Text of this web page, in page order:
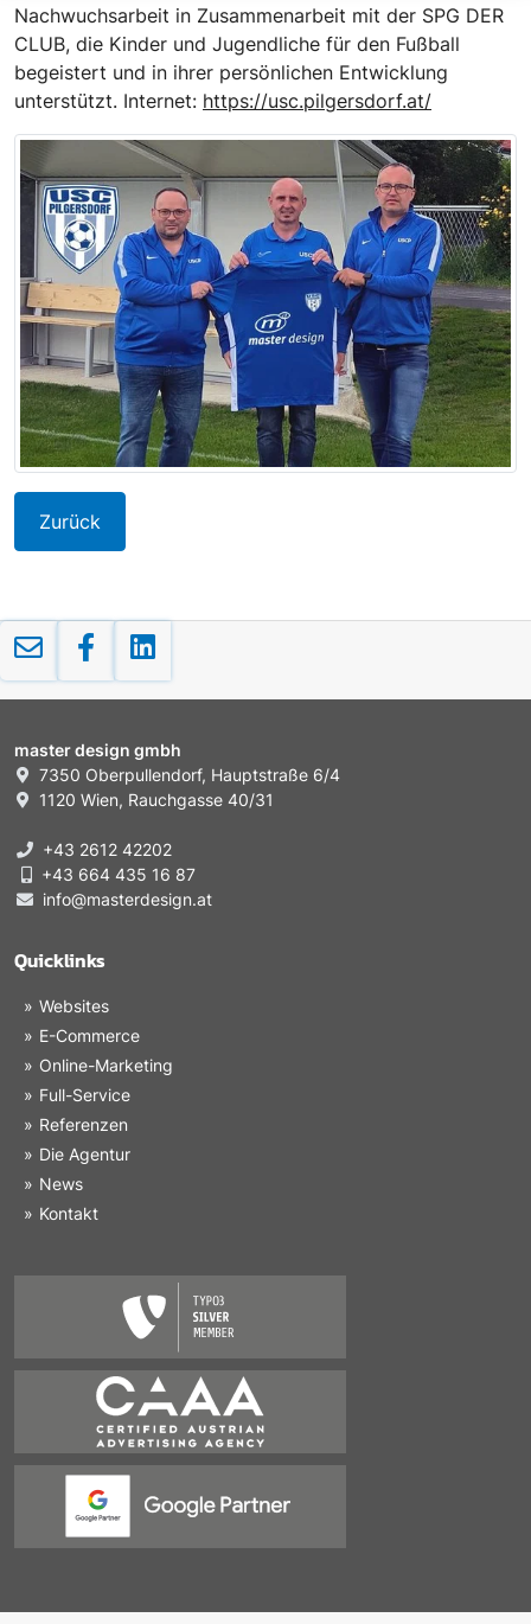
Nachwuchsarbeit in Zusammenarbeit mit der SPG DER
CLUB, die Kinder und Jugendliche für den Fußball
begeistert und in ihrer persönlichen Entwicklung
unterstützt. Internet: https://usc.pilgersdorf.at/
Zurück
master design gmbh
7350 Oberpullendorf, Hauptstraße 6/4
1120 Wien, Rauchgasse 40/31
+43 2612 42202
+43 664 435 16 87
info@masterdesign.at
Quicklinks
Websites
E-Commerce
Online-Marketing
Full-Service
Referenzen
Die Agentur
News
Kontakt